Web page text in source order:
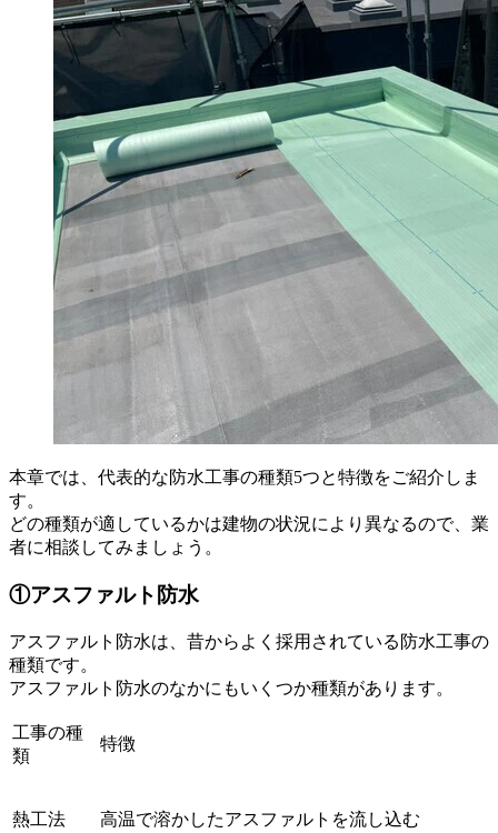
本章では、代表的な防水工事の種類5つと特徴をご紹介しま
す。
どの種類が適しているかは建物の状況により異なるので、業
者に相談してみましょう。
①アスファルト防水
アスファルト防水は、昔からよく採用されている防水工事の
種類です。
アスファルト防水のなかにもいくつか種類があります。
工事の種
類
特徴
熱工法 高温で溶かしたアスファルトを流し込む